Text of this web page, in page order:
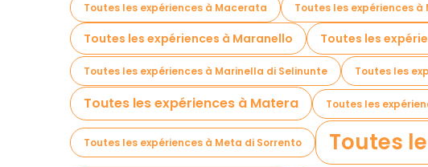
Toutes les expériences à Macerata Toutes les expériences à
Toutes les expériences à Maranello Toutes les
Toutes les expériences à Marinella di Selinunte Toutes les
Toutes les expériences à Matera Toutes les
Toutes les expériences à Meta di Sorrento Toutes